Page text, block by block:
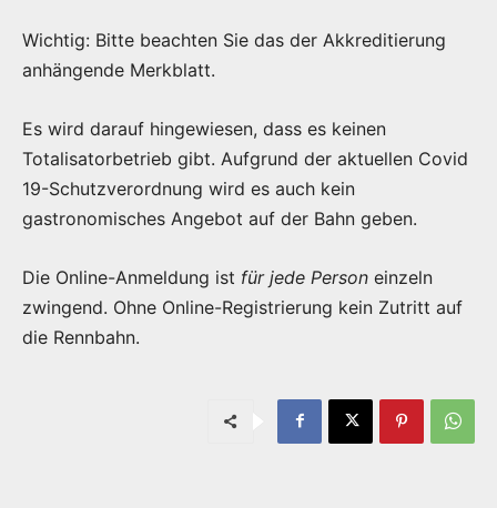
Wichtig: Bitte beachten Sie das der Akkreditierung
anhängende Merkblatt.
Es wird darauf hingewiesen, dass es keinen
Totalisatorbetrieb gibt. Aufgrund der aktuellen Covid
19-Schutzverordnung wird es auch kein
gastronomisches Angebot auf der Bahn geben.
Die Online-Anmeldung ist für jede Person einzeln
zwingend. Ohne Online-Registrierung kein Zutritt auf
die Rennbahn.